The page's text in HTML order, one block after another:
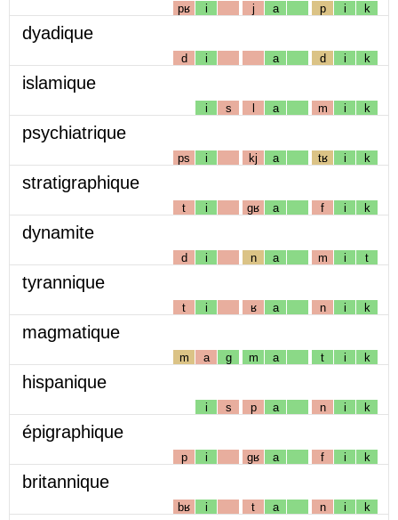
pʁ i j a p i k
dyadique
d i a d i k
islamique
i s l a m i k
psychiatrique
ps i kj a tʁ i k
stratigraphique
t i gʁ a f i k
dynamite
d i n a m i t
tyrannique
t i ʁ a n i k
magmatique
m a g m a t i k
hispanique
i s p a n i k
épigraphique
p i gʁ a f i k
britannique
bʁ i t a n i k